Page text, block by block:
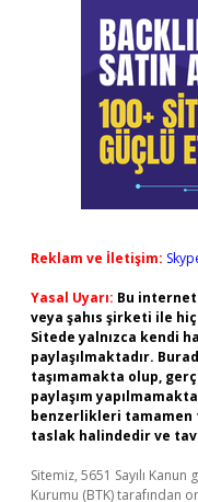
Reklam ve İletişim:
Yasal Uyarı: Bu
veya şahıs şirketi ile
Sitede yalnızca kendi
paylaşılmaktadır.
taşımamakta olup,
paylaşım
benzerlikleri
taslak halindedir ve
Sitemiz, 5651 Sayılı
Kurumu (BTK) tarafından